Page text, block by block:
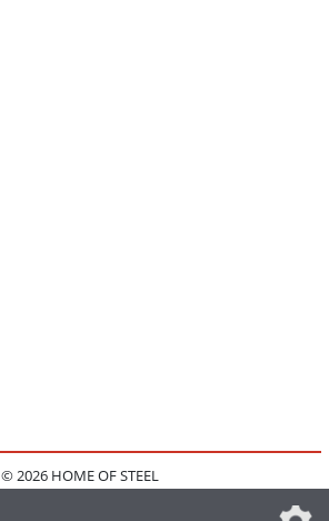
© 2026 HOME OF STEEL
IMPRESSUM